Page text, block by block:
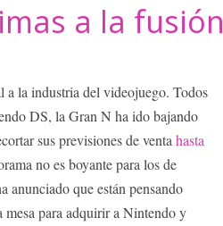
a la fusión
a la industria del videojuego. Todos
DS, la Gran N ha ido bajando
sus previsiones de venta hasta
no es boyante para los de
anunciado que están pensando
mesa para adquirir a Nintendo y